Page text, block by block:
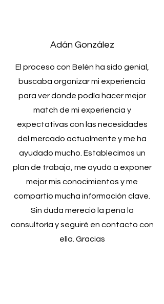
Adán González
El proceso con Belén ha sido genial,
buscaba organizar mi experiencia
para ver donde podía hacer mejor
match de mi experiencia y
expectativas con las necesidades
del mercado actualmente y me ha
ayudado mucho. Establecimos un
plan de trabajo, me ayudó a exponer
mejor mis conocimientos y me
compartío mucha información clave.
Sin duda mereció la pena la
consultoría y seguiré en contacto con
ella. Gracias